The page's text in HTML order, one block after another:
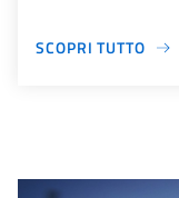
SCOPRI TUTTO